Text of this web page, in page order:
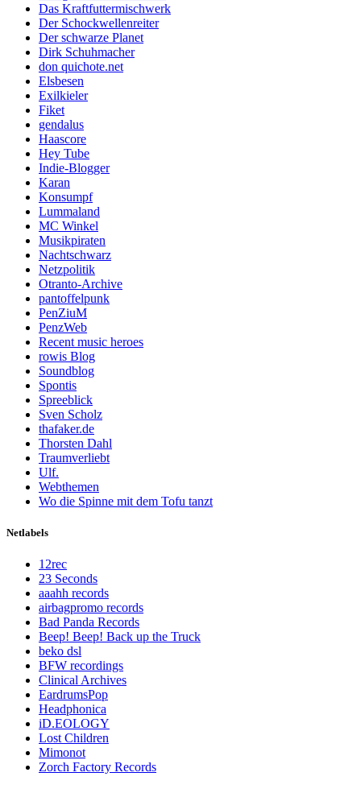
Das Kraftfuttermischwerk
Der Schockwellenreiter
Der schwarze Planet
Dirk Schuhmacher
don quichote.net
Elsbesen
Exilkieler
Fiket
gendalus
Haascore
Hey Tube
Indie-Blogger
Karan
Konsumpf
Lummaland
MC Winkel
Musikpiraten
Nachtschwarz
Netzpolitik
Otranto-Archive
pantoffelpunk
PenZiuM
PenzWeb
Recent music heroes
rowis Blog
Soundblog
Spontis
Spreeblick
Sven Scholz
thafaker.de
Thorsten Dahl
Traumverliebt
Ulf.
Webthemen
Wo die Spinne mit dem Tofu tanzt
Netlabels
12rec
23 Seconds
aaahh records
airbagpromo records
Bad Panda Records
Beep! Beep! Back up the Truck
beko dsl
BFW recordings
Clinical Archives
EardrumsPop
Headphonica
iD.EOLOGY
Lost Children
Mimonot
Zorch Factory Records